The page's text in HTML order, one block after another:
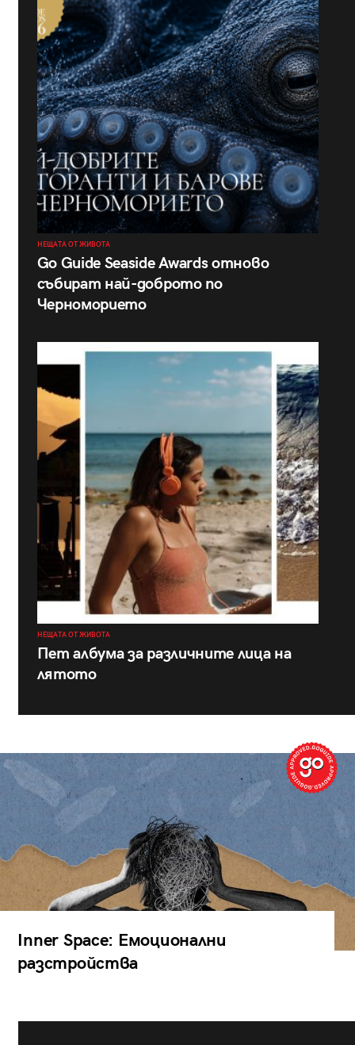
НЕЩАТА ОТ ЖИВОТА
Go Guide Seaside Awards отново
събират най-доброто по
Черноморието
НЕЩАТА ОТ ЖИВОТА
Пет албума за различните лица на
лятото
Inner Space: Емоционални
разстройства